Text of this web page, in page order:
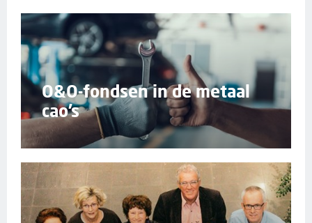
O&O-fondsen in de metaal
cao’s